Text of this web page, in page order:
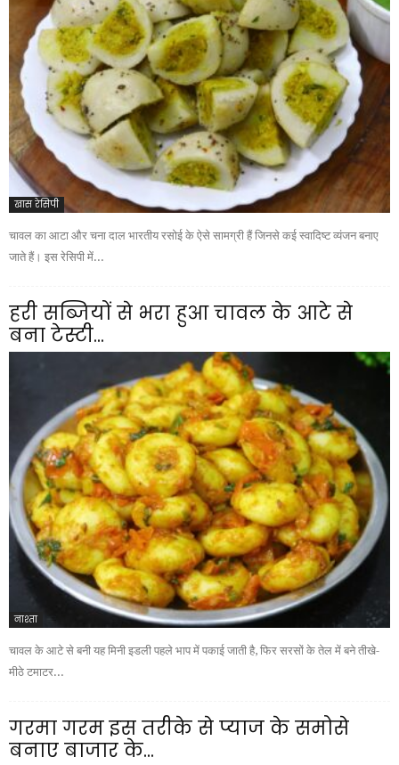
खास रेसिपी
चावल का आटा और चना दाल भारतीय रसोई के ऐसे सामग्री हैं जिनसे कई स्वादिष्ट व्यंजन बनाए
जाते हैं। इस रेसिपी में...
हरी सब्जियों से भरा हुआ चावल के आटे से
बना टेस्टी...
नाश्ता
चावल के आटे से बनी यह मिनी इडली पहले भाप में पकाई जाती है, फिर सरसों के तेल में बने तीखे-
मीठे टमाटर...
गरमा गरम इस तरीके से प्याज के समोसे
बनाए बाजार के...